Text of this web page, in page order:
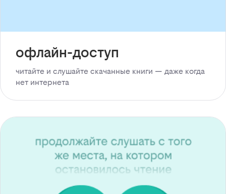
офлайн-доступ
читайте и слушайте скачанные книги — даже когда
нет интернета